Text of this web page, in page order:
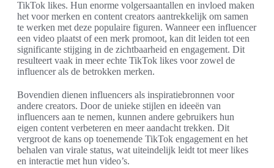
TikTok likes. Hun enorme volgersaantallen en invloed maken
het voor merken en content creators aantrekkelijk om samen
te werken met deze populaire figuren. Wanneer een influencer
een video plaatst of een merk promoot, kan dit leiden tot een
significante stijging in de zichtbaarheid en engagement. Dit
resulteert vaak in meer echte TikTok likes voor zowel de
influencer als de betrokken merken.
Bovendien dienen influencers als inspiratiebronnen voor
andere creators. Door de unieke stijlen en ideeën van
influencers aan te nemen, kunnen andere gebruikers hun
eigen content verbeteren en meer aandacht trekken. Dit
vergroot de kans op toenemende TikTok engagement en het
behalen van virale status, wat uiteindelijk leidt tot meer likes
en interactie met hun video’s.